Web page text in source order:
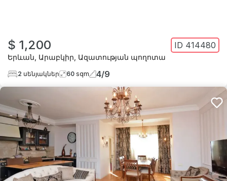
$ 1,200 ID 414480
Երևան Արաբկիր Ազատության պողոտա
2 սենյակներ 60 sqm 4/9